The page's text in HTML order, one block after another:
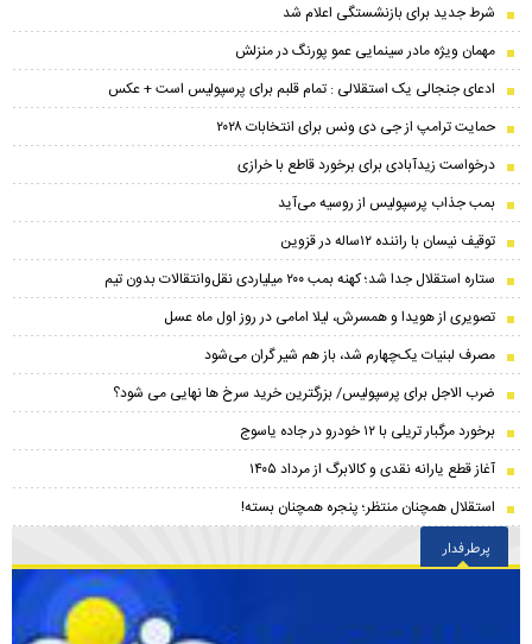
شرط جدید برای بازنشستگی اعلام شد
مهمان ویژه مادر سینمایی عمو پورنگ در منزلش
ادعای جنجالی یک استقلالی : تمام قلبم برای پرسپولیس است + عکس
حمایت ترامپ از جی دی ونس برای انتخابات ۲۰۲۸
درخواست زیدآبادی برای برخورد قاطع با خرازی
بمب جذاب پرسپولیس از روسیه می‌آید
توقیف نیسان با راننده ۱۲ساله در قزوین
ستاره استقلال جدا شد؛ کهنه بمب ۲۰۰ میلیاردی نقل‌وانتقالات بدون تیم
تصویری از هویدا و همسرش، لیلا امامی در روز اول ماه عسل
مصرف لبنیات یک‌چهارم شد، باز هم شیر گران می‌شود
ضرب الاجل برای پرسپولیس/ بزرگترین خرید سرخ ها نهایی می شود؟
برخورد مرگبار تریلی با ۱۲ خودرو در جاده یاسوج
آغاز قطع یارانه نقدی و کالابرگ از مرداد ۱۴۰۵
استقلال همچنان منتظر؛ پنجره همچنان بسته!
پرطرفدار